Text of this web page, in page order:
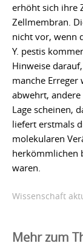
erhöht sich ihre
Zellmembran.
nicht vor, wenn
Y. pestis
Hinweise
manche Erreger
abwehrt, andere
Lage scheinen,
liefert erstmals
molekularen
herkömmlichen
waren.
Wissenschaft
Mehr zum